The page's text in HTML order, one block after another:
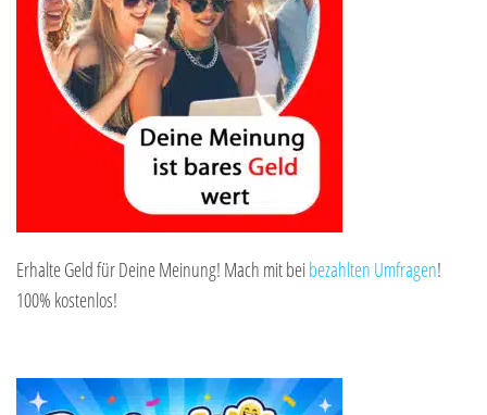
Erhalte Geld für Deine Meinung! Mach mit beibezahlten Umfragen!
100% kostenlos!